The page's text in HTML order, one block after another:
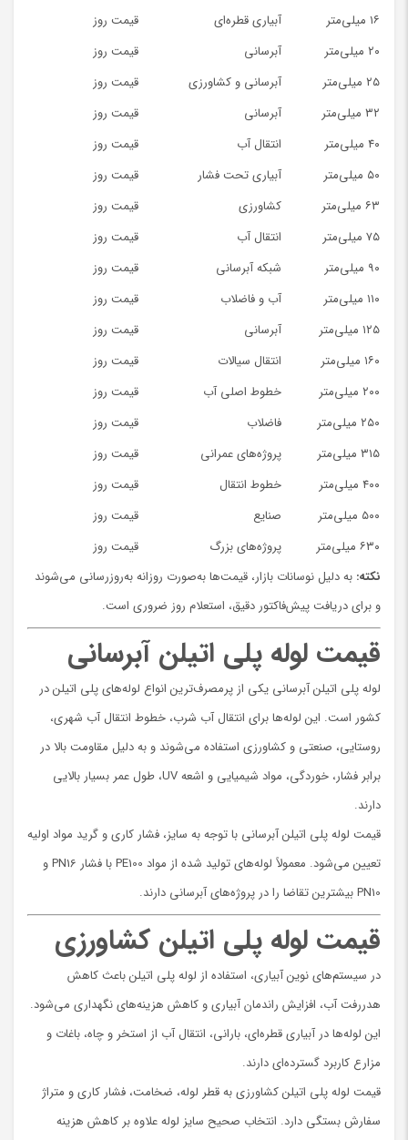
۱۶ میلی‌متر
آبیاری قطره‌ای
قیمت روز
۲۰ میلی‌متر
آبرسانی
قیمت روز
۲۵ میلی‌متر
آبرسانی و کشاورزی
قیمت روز
۳۲ میلی‌متر
آبرسانی
قیمت روز
۴۰ میلی‌متر
انتقال آب
قیمت روز
۵۰ میلی‌متر
آبیاری تحت فشار
قیمت روز
۶۳ میلی‌متر
کشاورزی
قیمت روز
۷۵ میلی‌متر
انتقال آب
قیمت روز
۹۰ میلی‌متر
شبکه آبرسانی
قیمت روز
۱۱۰ میلی‌متر
آب و فاضلاب
قیمت روز
۱۲۵ میلی‌متر
آبرسانی
قیمت روز
۱۶۰ میلی‌متر
انتقال سیالات
قیمت روز
۲۰۰ میلی‌متر
خطوط اصلی آب
قیمت روز
۲۵۰ میلی‌متر
فاضلاب
قیمت روز
۳۱۵ میلی‌متر
پروژه‌های عمرانی
قیمت روز
۴۰۰ میلی‌متر
خطوط انتقال
قیمت روز
۵۰۰ میلی‌متر
صنایع
قیمت روز
۶۳۰ میلی‌متر
پروژه‌های بزرگ
قیمت روز
نکته: به دلیل نوسانات بازار، قیمت‌ها به‌صورت روزانه به‌روزرسانی می‌شوند
و برای دریافت پیش‌فاکتور دقیق، استعلام روز ضروری است.
قیمت لوله پلی اتیلن آبرسانی
لوله پلی اتیلن آبرسانی یکی از پرمصرف‌ترین انواع لوله‌های پلی اتیلن در
کشور است. این لوله‌ها برای انتقال آب شرب، خطوط انتقال آب شهری،
روستایی، صنعتی و کشاورزی استفاده می‌شوند و به دلیل مقاومت بالا در
برابر فشار، خوردگی، مواد شیمیایی و اشعه UV، طول عمر بسیار بالایی
دارند.
قیمت لوله پلی اتیلن آبرسانی با توجه به سایز، فشار کاری و گرید مواد اولیه
تعیین می‌شود. معمولاً لوله‌های تولید شده از مواد PE100 با فشار PN16 و
PN10 بیشترین تقاضا را در پروژه‌های آبرسانی دارند.
قیمت لوله پلی اتیلن کشاورزی
در سیستم‌های نوین آبیاری، استفاده از لوله پلی اتیلن باعث کاهش
هدررفت آب، افزایش راندمان آبیاری و کاهش هزینه‌های نگهداری می‌شود.
این لوله‌ها در آبیاری قطره‌ای، بارانی، انتقال آب از استخر و چاه، باغات و
مزارع کاربرد گسترده‌ای دارند.
قیمت لوله پلی اتیلن کشاورزی به قطر لوله، ضخامت، فشار کاری و متراژ
سفارش بستگی دارد. انتخاب صحیح سایز لوله علاوه بر کاهش هزینه